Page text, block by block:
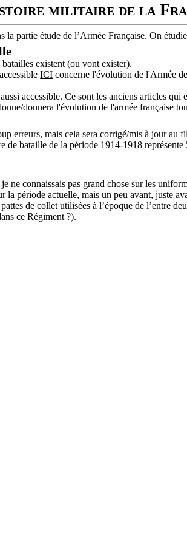
militaire de la
la partie étude de l’Armée Française. On
existent (ou vont exister).
ICI concerne l'évolution de l'Armée
accessible. Ce sont les anciens articles
donnera l'évolution de l'armée française
erreurs, mais cela sera corrigé/mis à jour au
de bataille de la période 1914-1918
ne connaissais pas grand chose sur les
la période actuelle, mais un peu avant, juste
de collet utilisées à l’époque de l’entre
ce Régiment ?).